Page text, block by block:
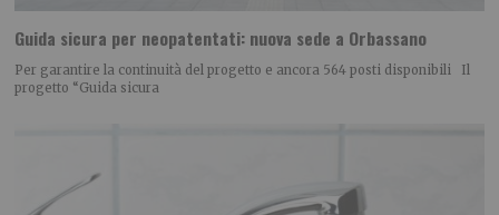
Guida sicura per neopatentati: nuova sede a Orbassano
Per garantire la continuità del progetto e ancora 564 posti disponibili Il
progetto “Guida sicura